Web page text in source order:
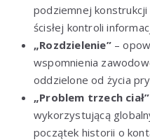
podziemnej
ścisłej kontroli
„Rozdzielenie”–
wspomnienia
oddzielone od życia
„Problem trzech ciał”
wykorzystującą
początek historii o